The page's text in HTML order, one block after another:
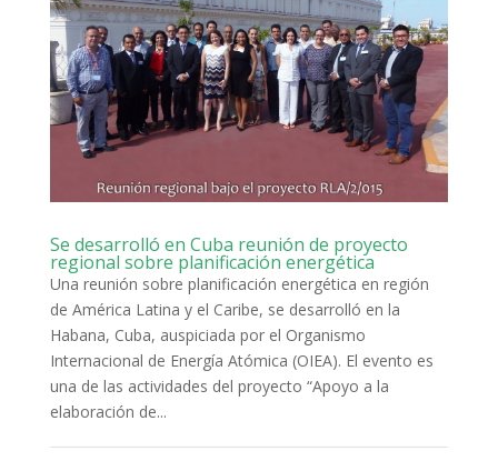
Se desarrolló en Cuba reunión de proyecto
regional sobre planificación energética
Una reunión sobre planificación energética en región
de América Latina y el Caribe, se desarrolló en la
Habana, Cuba, auspiciada por el Organismo
Internacional de Energía Atómica (OIEA). El evento es
una de las actividades del proyecto “Apoyo a la
elaboración de...